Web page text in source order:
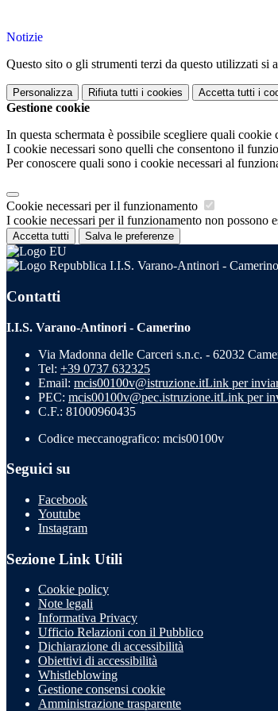
Notizie
Questo sito o gli strumenti terzi da questo utilizzati
Personalizza Rifiuta tutti i cookies Accetta tutti i
Gestione cookie
In questa schermata è possibile scegliere quali cookie
I cookie necessari sono quelli che consentono il
Per conoscere quali sono i cookie necessari al
Cookie necessari per il funzionamento
I cookie necessari per il funzionamento non possono
Accetta tutti Salva le preferenze
I.I.S. Varano-Antinori - Camerino
Contatti
I.I.S. Varano-Antinori - Camerino
Via Madonna delle Carceri s.n.c. - 62032
Tel: +39 0737 632325
Email: mcis00100v@istruzione.itLink per
PEC: mcis00100v@pec.istruzione.itLink per
C.F.: 81000960435
Codice meccanografico: mcis00100v
Seguici su
Facebook
Youtube
Instagram
Sezione Link Utili
Cookie policy
Note legali
Informativa Privacy
Ufficio Relazioni con il Pubblico
Dichiarazione di accessibilità
Obiettivi di accessibilità
Whistleblowing
Gestione consensi cookie
Amministrazione trasparente